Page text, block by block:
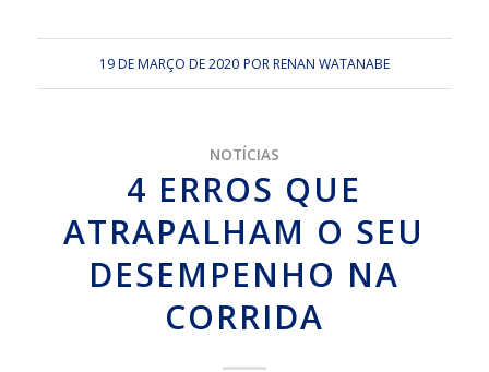
19 DE MARÇO DE 2020 PORRENAN WATANABE
NOTÍCIAS
4 ERROS QUE
ATRAPALHAM O SEU
DESEMPENHO NA
CORRIDA